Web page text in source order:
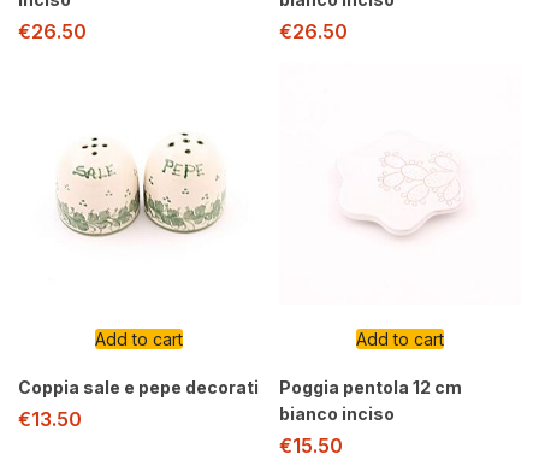
€26.50 €26.50
Add to cart
Coppia sale e pepe decorati
€13.50
Add to cart
Poggia pentola 12 cm
bianco inciso
€15.50